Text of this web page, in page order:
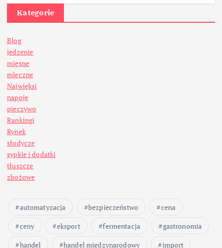
Kategorie
Blog
jedzenie
mięsne
mleczne
Najwięksi
napoje
pieczywo
Rankingi
Rynek
słodycze
sypkie i dodatki
tłuszcze
zbożowe
automatyzacja bezpieczeństwo
cena
ceny
eksport fermentacja
gastronomia
handel
handel międzynarodowy
import